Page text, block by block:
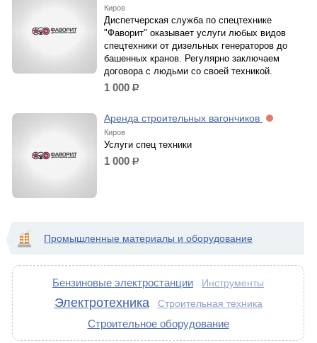
Киров
Диспетчерская служба по спецтехнике
"Фаворит" оказывает услуги любых видов
спецтехники от дизельных генераторов до
башенных кранов. Регулярно заключаем
договора с людьми со своей техникой.
1 000 р.
Аренда строительных вагончиков
Киров
Услуги спец техники
1 000 р.
Промышленные материалы и оборудование
Бензиновые электростанции Инструменты
Электротехника Строительная техника
Строительное оборудование